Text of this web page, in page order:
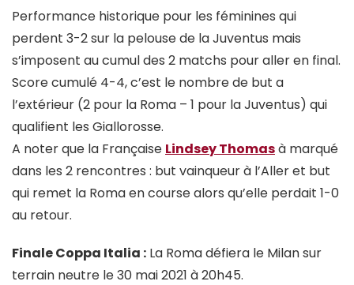
Performance historique pour les féminines qui
perdent 3-2 sur la pelouse de la Juventus mais
s’imposent au cumul des 2 matchs pour aller en final.
Score cumulé 4-4, c’est le nombre de but a
l’extérieur (2 pour la Roma – 1 pour la Juventus) qui
qualifient les Giallorosse.
A noter que la Française Lindsey Thomasà marqué
dans les 2 rencontres : but vainqueur à l’Aller et but
qui remet la Roma en course alors qu’elle perdait 1-0
au retour.
Finale Coppa Italia : La Roma défiera le Milan sur
terrain neutre le 30 mai 2021 à 20h45.